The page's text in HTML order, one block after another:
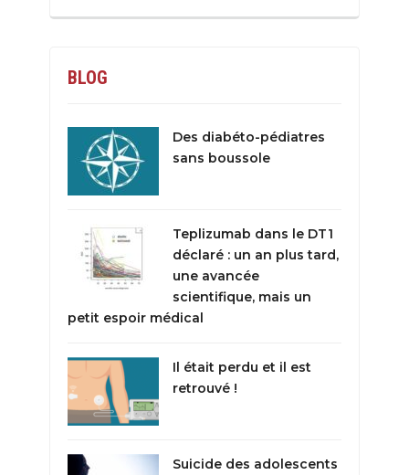
BLOG
Des diabéto-pédiatres
sans boussole
Teplizumab dans le DT1
déclaré : un an plus tard,
une avancée
scientifique, mais un
petit espoir médical
Il était perdu et il est
retrouvé !
Suicide des adolescents